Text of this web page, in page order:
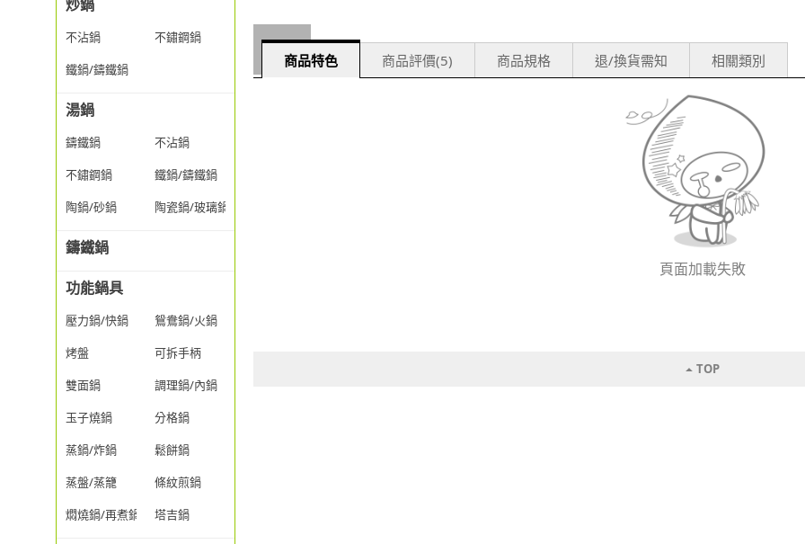
炒鍋
不沾鍋
不鏽鋼鍋
鐵鍋/鑄鐵鍋
湯鍋
鑄鐵鍋
不沾鍋
不鏽鋼鍋
鐵鍋/鑄鐵鍋
陶鍋/砂鍋
陶瓷鍋/玻璃鍋/透明鍋
鑄鐵鍋
功能鍋具
壓力鍋/快鍋
鴛鴦鍋/火鍋
烤盤
可拆手柄
雙面鍋
調理鍋/內鍋
玉子燒鍋
分格鍋
蒸鍋/炸鍋
鬆餅鍋
蒸盤/蒸籠
條紋煎鍋
燜燒鍋/再煮鍋
塔吉鍋
商品特色 商品評價(5) 商品規格 退/換貨需知 相關類別
頁面加載失敗
TOP